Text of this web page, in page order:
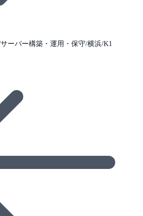
ーバー構築・運用・保守/横浜/K1